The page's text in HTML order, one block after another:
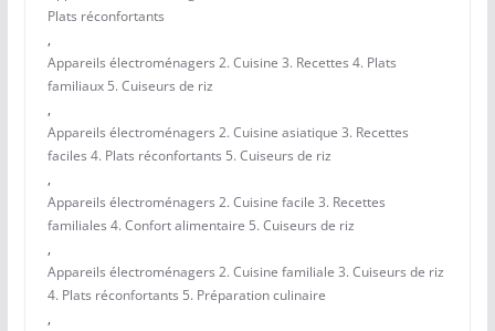
Plats réconfortants
,
Appareils électroménagers 2. Cuisine 3. Recettes 4. Plats
familiaux 5. Cuiseurs de riz
,
Appareils électroménagers 2. Cuisine asiatique 3. Recettes
faciles 4. Plats réconfortants 5. Cuiseurs de riz
,
Appareils électroménagers 2. Cuisine facile 3. Recettes
familiales 4. Confort alimentaire 5. Cuiseurs de riz
,
Appareils électroménagers 2. Cuisine familiale 3. Cuiseurs de riz
4. Plats réconfortants 5. Préparation culinaire
,